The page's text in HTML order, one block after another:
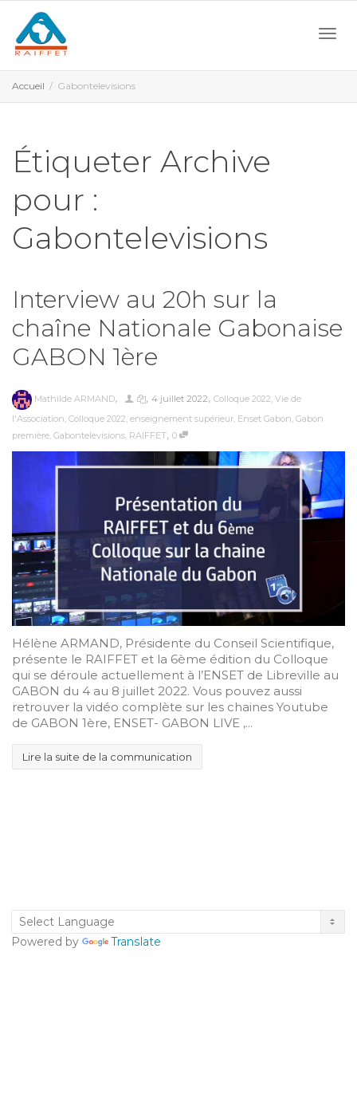
Accueil Gabontelevisions
Étiqueter Archive
pour :
Gabontelevisions
Interview au 20h sur la
chaîne Nationale Gabonaise
GABON 1ère
Mathilde ARMAND, , 4 juillet 2022, Colloque 2022, Vie de
l'Association, Colloque 2022, enseignement supérieur, Enset Gabon, Gabon
première, Gabontelevisions, RAIFFET, 0
Hélène ARMAND, Présidente du Conseil Scientifique,
présente le RAIFFET et la 6ème édition du Colloque
qui se déroule actuellement à l’ENSET de Libreville au
GABON du 4 au 8 juillet 2022. Vous pouvez aussi
retrouver la vidéo complète sur les chaines Youtube
de GABON 1ère, ENSET- GABON LIVE ,...
Lire la suite de la communication
Powered by Translate